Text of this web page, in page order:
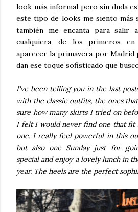
look más informal pero sin duda
este tipo de looks me siento más
también me encanta para salir
cualquiera, de los primeros
aparecer la primavera por Madrid
dan ese toque sofisticado que
I've been telling you in the last
with the classic outfits, the ones
sure how many skirts I tried on
I felt I would never find one that fit
one. I really feel powerful in this
but also one Sunday just for
special and enjoy a lovely lunch in
year. The heels are the perfect